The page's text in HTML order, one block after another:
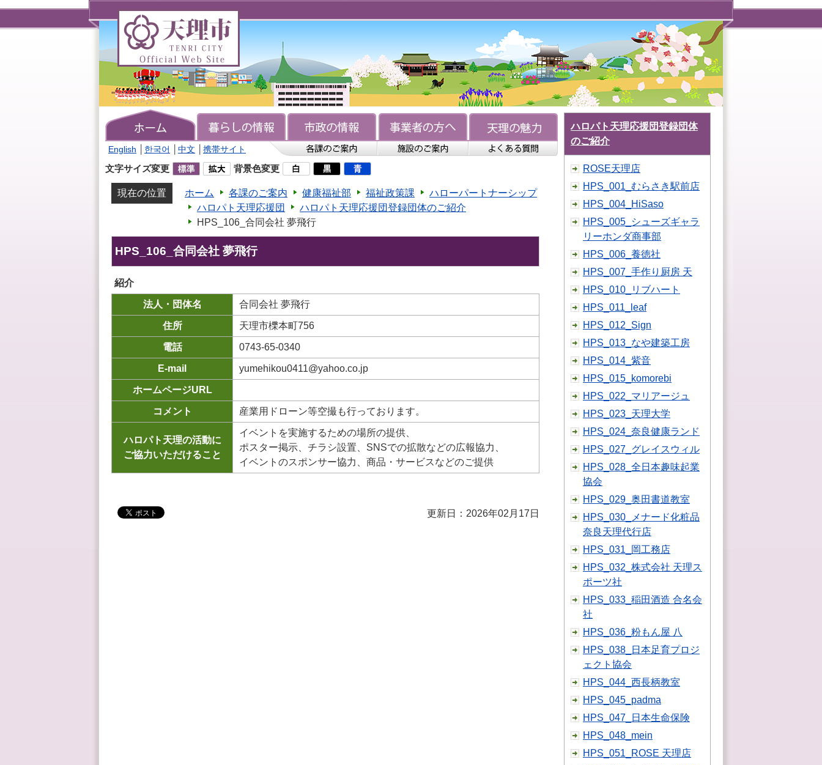
理
TENRI
Official
Site
English 한국어 中文 携帯サイト
文字サイズ変更 背景色変更
現在の位置 ホーム 各課のご案内 健康福祉部 福祉政策課
ハローパートナーシップ
ハロパト天理応援団
ハロパト天理応援団登録団体のご紹介
HPS_106_合同会社 夢飛行
HPS_106_合同会社 夢飛行
紹介
法人・団体名 合同会社 夢飛行
住所 天理市櫟本町756
電話 0743-65-0340
E-mail yumehikou0411@yahoo.co.jp
ホームページURL
コメント 産業用ドローン等空撮も行っております。
ハロパト天理の活動に
ご協力いただけること
イベントを実施するための場所の提供、
ポスター掲示、チラシ設置、SNSでの拡散などの広報協力、
イベントのスポンサー協力、商品・サービスなどのご提供
更新日：2026年02月17日
ハロパト天理応援団登録団体
のご紹介
ROSE天理店
HPS_001_むらさき駅前店
HPS_004_HiSaso
HPS_005_シューズギャラ
リーホンダ商事部
HPS_006_養徳社
HPS_007_手作り厨房 天
HPS_010_リブハート
HPS_011_leaf
HPS_012_Sign
HPS_013_なや建築工房
HPS_014_紫音
HPS_015_komorebi
HPS_022_マリアージュ
HPS_023_天理大学
HPS_024_奈良健康ランド
HPS_027_グレイスウィル
HPS_028_全日本趣味起業
協会
HPS_029_奥田書道教室
HPS_030_メナード化粧品
奈良天理代行店
HPS_031_岡工務店
HPS_032_株式会社 天理ス
ポーツ社
HPS_033_稲田酒造 合名会
社
HPS_036_粉もん屋 八
HPS_038_日本足育プロジ
ェクト協会
HPS_044_西長柄教室
HPS_045_padma
HPS_047_日本生命保険
HPS_048_mein
HPS_051_ROSE 天理店